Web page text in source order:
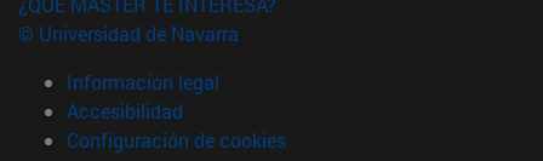
© Universidad de Navarra
Información legal
Accesibilidad
Configuración de cookies